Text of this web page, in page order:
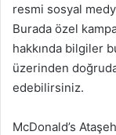
resmi sosyal
Burada özel
hakkında bilgiler
üzerinden
edebilirsiniz.
McDonald’s